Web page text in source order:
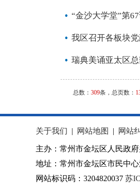
“金沙大学堂”第
我区召开各板块
瑞典美诵亚太区
总数： 309条，总页数：
关于我们 | 网站地图 | 网站
主办：常州市金坛区人民政
地址：常州市金坛区市民中
网站标识码：3204820037 苏